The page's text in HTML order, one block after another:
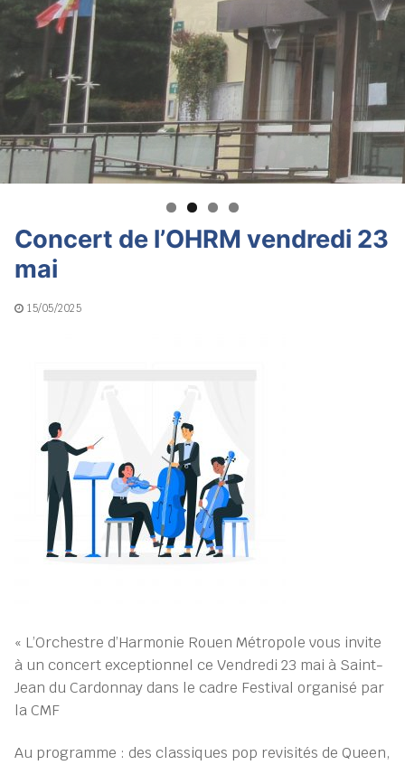
Concert de l’OHRM vendredi 23
mai
15/05/2025
« L’Orchestre d’Harmonie Rouen Métropole vous invite
à un concert exceptionnel ce Vendredi 23 mai à Saint-
Jean du Cardonnay dans le cadre Festival organisé par
la CMF
Au programme : des classiques pop revisités de Queen,